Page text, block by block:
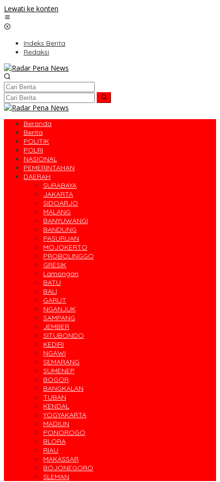
Lewati ke konten
Indeks Berita
Redaksi
Beranda
Berita
POLITIK
POLRI
NASIONAL
PEMERINTAHAN
DAERAH
SURABAYA
JAKARTA
SIDOARJO
MALANG
BANYUWANGI
BANDUNG
PASURUAN
MOJOKERTO
PROBOLINGGO
GRESIK
Lamongan
BATU
BALI
GARUT
NGANJUK
SAMPANG
JEMBER
SITUBONDO
KEDIRI
NGAWI
SEMARANG
SUMENEP
BOGOR
BANGKALAN
TUBAN
KENDAL
YOGYAKARTA
MADIUN
PONOROGO
BLORA
RIAU
MAKASSAR
BOJONEGORO
SLEMAN